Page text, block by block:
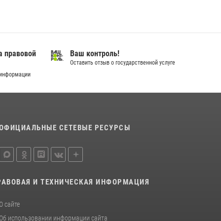
начала года
На Урале Росгвардия провела дни открытых
правовой
Ваш контроль!
Оставить отзыв о государственной услуге
СЕТЕВЫЕ РЕСУРСЫ
И ТЕХНИЧЕСКАЯ ИНФОРМАЦИЯ
О сайте
Об использовании информации сайта